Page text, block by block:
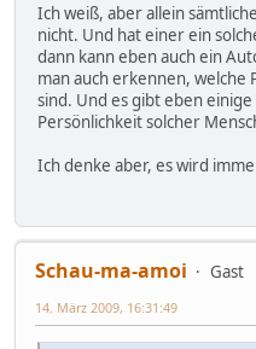
Ich weiß, aber allein
nicht. Und hat einer ein
dann kann eben auch ein
man auch erkennen, welche
sind. Und es gibt eben
Persönlichkeit solcher
Ich denke aber, es wird
Schau-ma-amoi
Gast
14. März 2009, 16:31:49